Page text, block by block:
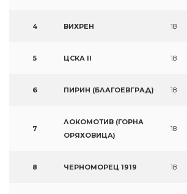
4 ВИХРЕН 18
5 ЦСКА II 18
6 ПИРИН (БЛАГОЕВГРАД) 18
7
ЛОКОМОТИВ (ГОРНА
ОРЯХОВИЦА)
18
8 ЧЕРНОМОРЕЦ 1919 18